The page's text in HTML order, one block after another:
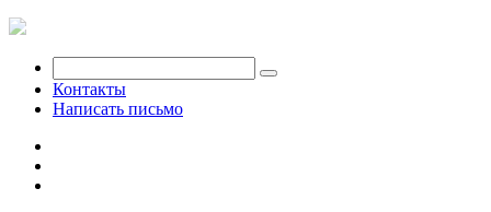
Контакты
Написать письмо